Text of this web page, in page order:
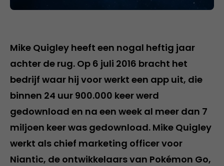
Mike Quigley heeft een nogal heftig jaar
achter de rug. Op 6 juli 2016 bracht het
bedrijf waar hij voor werkt een app uit, die
binnen 24 uur 900.000 keer werd
gedownload en na een week al meer dan 7
miljoen keer was gedownload. Mike Quigley
werkt als chief marketing officer voor
Niantic, de ontwikkelaars van Pokémon Go,